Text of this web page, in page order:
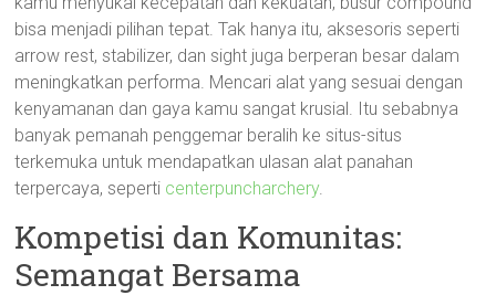
bisa menjadi pilihan tepat. Tak hanya itu, aksesoris seperti
arrow rest, stabilizer, dan sight juga berperan besar dalam
meningkatkan performa. Mencari alat yang sesuai dengan
kenyamanan dan gaya kamu sangat krusial. Itu sebabnya
banyak pemanah penggemar beralih ke situs-situs
terkemuka untuk mendapatkan ulasan alat panahan
terpercaya, seperti centerpuncharchery.
Kompetisi dan Komunitas:
Semangat Bersama